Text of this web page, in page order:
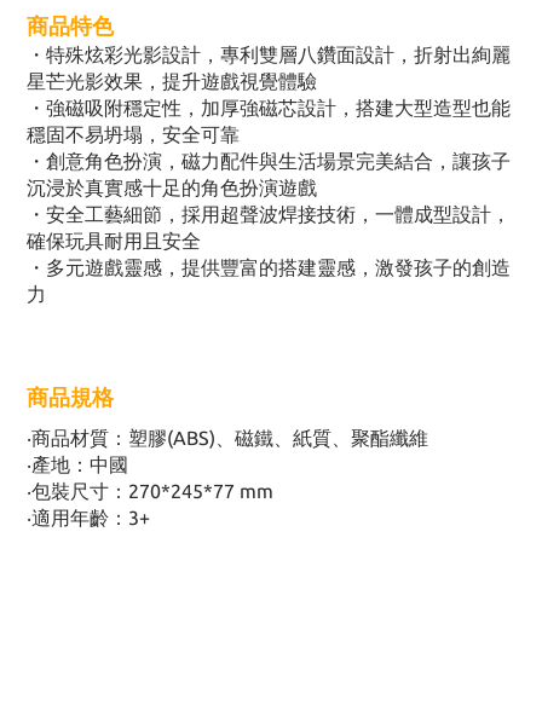
商品特色
・特殊炫彩光影設計，專利雙層八鑽面設計，折射出絢麗
星芒光影效果，提升遊戲視覺體驗
・強磁吸附穩定性，加厚強磁芯設計，搭建大型造型也能
穩固不易坍塌，安全可靠
・創意角色扮演，磁力配件與生活場景完美結合，讓孩子
沉浸於真實感十足的角色扮演遊戲
・安全工藝細節，採用超聲波焊接技術，一體成型設計，
確保玩具耐用且安全
・多元遊戲靈感，提供豐富的搭建靈感，激發孩子的創造
力
商品規格
‧商品材質：塑膠(ABS)、磁鐵、紙質、聚酯纖維
‧產地：中國
‧包裝尺寸：270*245*77 mm
‧適用年齡：3+